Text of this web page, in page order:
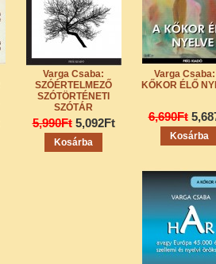
Varga Csaba:
SZÓÉRTELMEZŐ
SZÓTÖRTÉNETI
SZÓTÁR
5,990Ft 5,092Ft
Kosárba
Varga
KŐKOR ÉLŐ
6,690Ft
Kosárba